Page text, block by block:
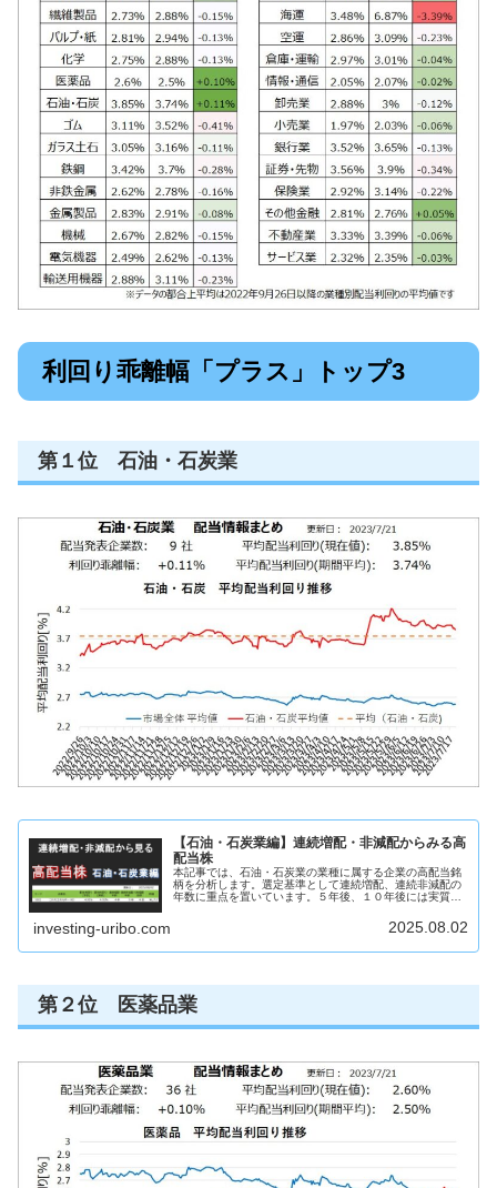
利回り乖離幅「プラス」トップ3
第１位 石油・石炭業
【石油・石炭業編】連続増配・非減配からみる高
配当株
本記事では、石油・石炭業の業種に属する企業の高配当銘
柄を分析します。選定基準として連続増配、連続非減配の
年数に重点を置いています。５年後、１０年後には実質利
investing-uribo.com 2025.08.02
第２位 医薬品業